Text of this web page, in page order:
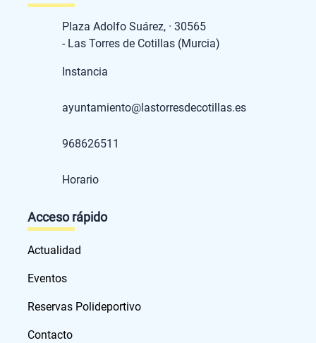
Plaza Adolfo Suárez, · 30565
- Las Torres de Cotillas (Murcia)
Instancia
ayuntamiento@lastorresdecotillas.es
968626511
Horario
Acceso rápido
Actualidad
Eventos
Reservas Polideportivo
Contacto